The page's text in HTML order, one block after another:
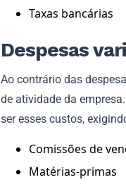
Taxas bancárias
Despesas
Ao contrário das
de atividade da
ser esses custos,
Comissões de
Matérias-primas